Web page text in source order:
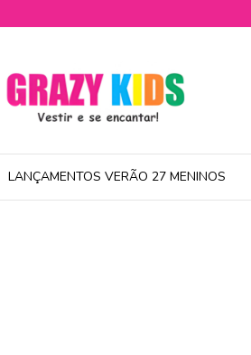
LANÇAMENTOS VERÃO 27 MENINOS